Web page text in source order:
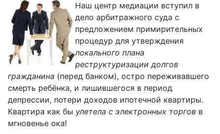
Наш центр медиации вступил в
дело арбитражного суда с
предложением примирительных
процедур для утверждения
локального плана
реструктуризации долгов
гражданина (перед банком), остро переживавшего
смерть ребёнка, и лишившегося в период
депрессии, потери доходов ипотечной квартиры.
Квартира как бы улетела с электронных торгов в
мгновенье ока!